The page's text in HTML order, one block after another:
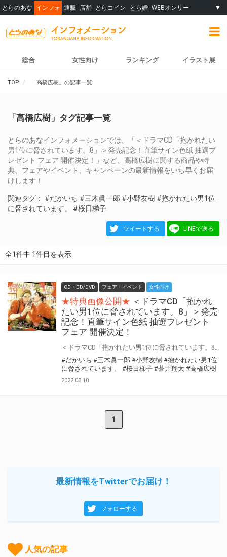
とらのあな インフォ 通販 店舗 とらコイン とら婚 WEBオンリー ▼
総合 女性向け ランキング イラスト展
TOP 「高橋広樹」の記事一覧
「高橋広樹」タグ記事一覧
とらのあなインフォメーションでは、「＜ドラマCD「抱かれたい
男1位に脅されています。8」＞発売記念！直筆サイン色紙 抽選プ
レゼント フェア 開催決定！」など、高橋広樹に関する商品や特
典、フェアやイベント、キャンペーンの最新情報をいち早くお届
けします！
関連タグ： #だかいち #三木眞一郎 #小野友樹 #抱かれたい男1位
に脅されています。
#桜日梯子
ツイートする LINEで送る
全1件中 1件目を表示
CD・BD/DVD フェア・イベント 女性向け
★特典画像公開★ ＜ドラマCD「抱かれ
たい男1位に脅されています。8」＞発売
記念！直筆サイン色紙 抽選プレゼント
フェア 開催決定！
#だかいち #三木眞一郎 #小野友樹 #抱かれたい男1位
に脅されています。
#桜日梯子 #蒼井翔太 #高橋広樹
2022.08.10
1
最新情報をTwitterでお届け！
フォローする
人気の記事